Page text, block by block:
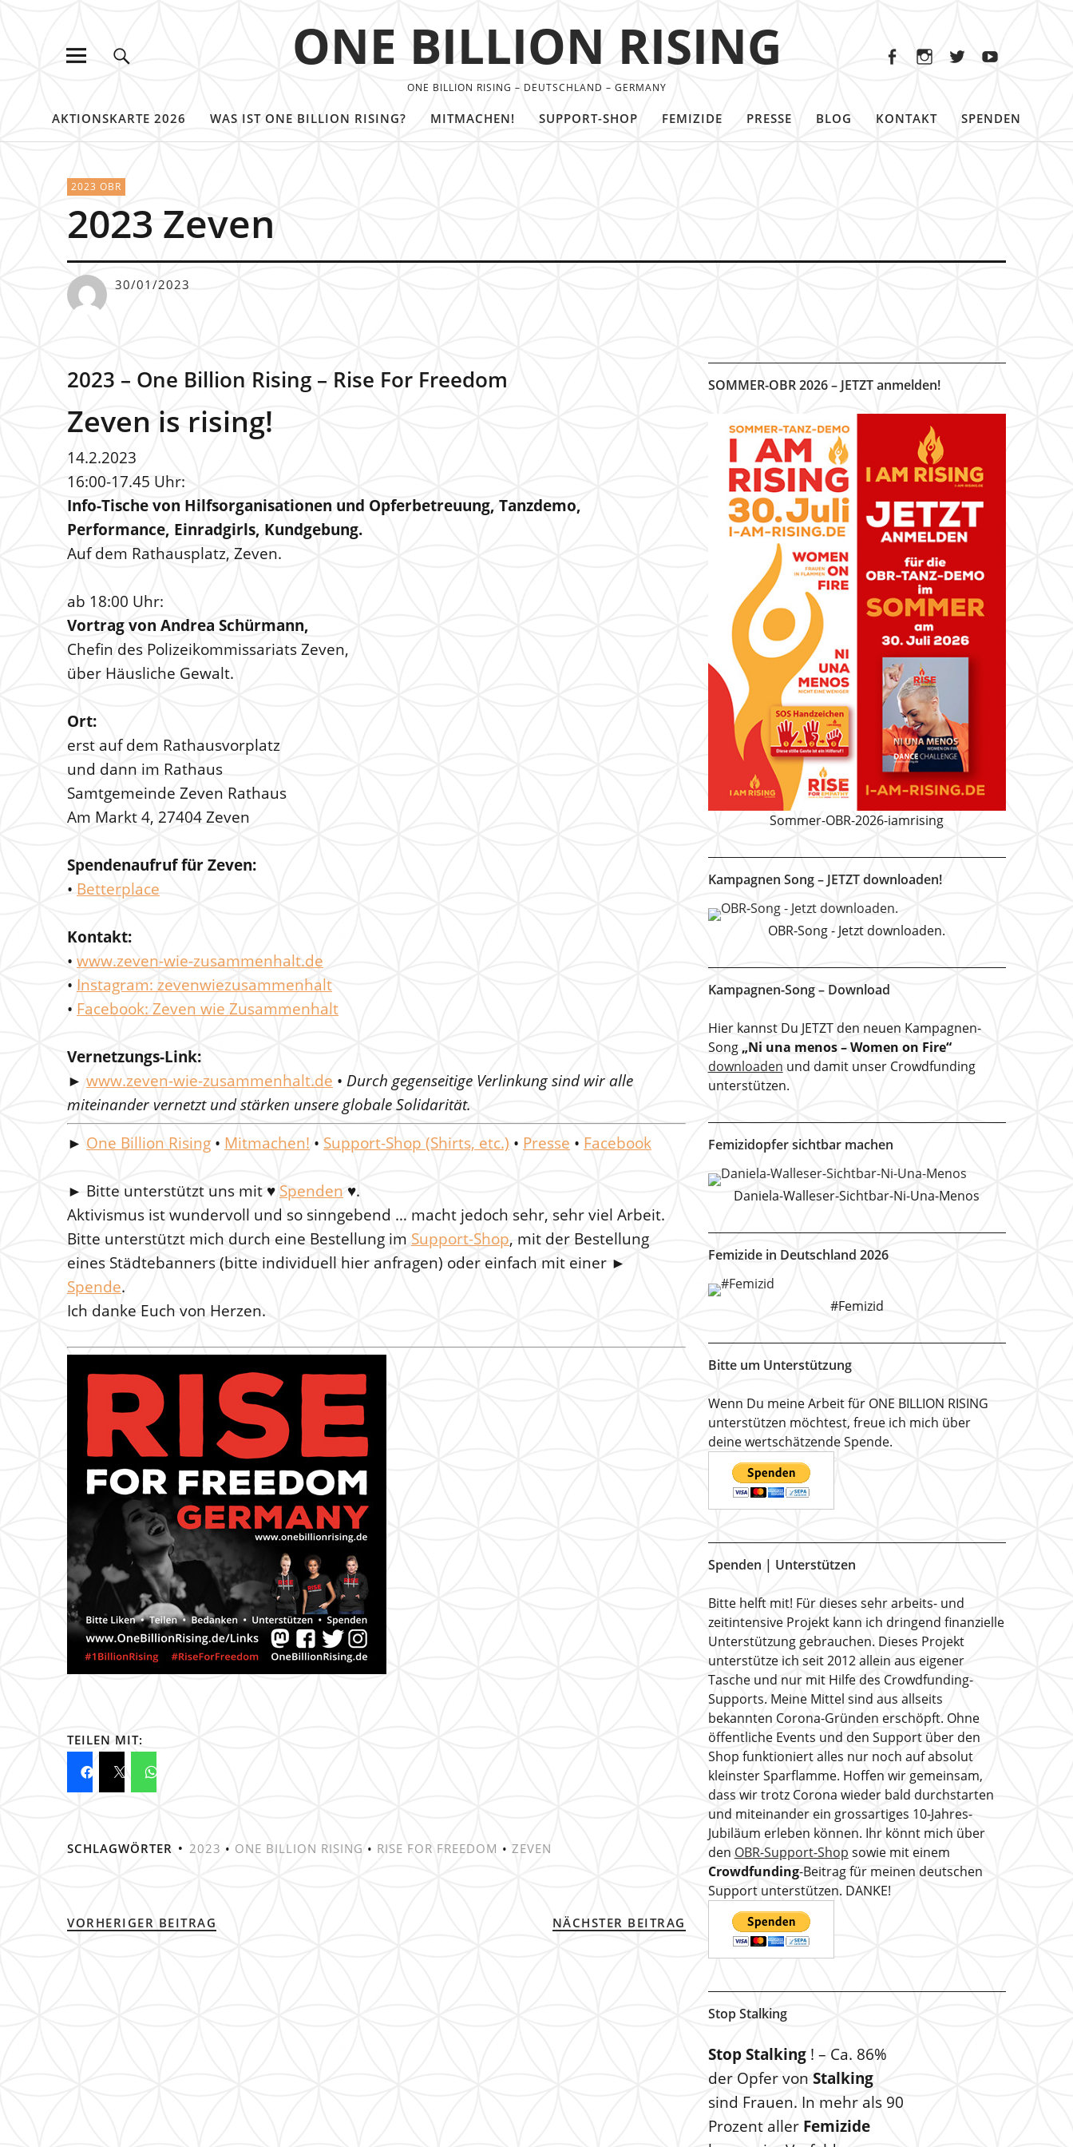
ONE BILLION RISING
ONE BILLION RISING – DEUTSCHLAND – GERMANY
AKTIONSKARTE 2026 WAS IST ONE BILLION RISING? MITMACHEN! SUPPORT-SHOP FEMIZIDE PRESSE BLOG KONTAKT SPENDEN
2023 OBR
2023 Zeven
30/01/2023
2023 – One Billion Rising – Rise For Freedom
Zeven is rising!
14.2.2023
16:00-17.45 Uhr:
Info-Tische von Hilfsorganisationen und Opferbetreuung, Tanzdemo,
Performance, Einradgirls, Kundgebung.
Auf dem Rathausplatz, Zeven.
ab 18:00 Uhr:
Vortrag von Andrea Schürmann,
Chefin des Polizeikommissariats Zeven,
über Häusliche Gewalt.
Ort:
erst auf dem Rathausvorplatz
und dann im Rathaus
Samtgemeinde Zeven Rathaus
Am Markt 4, 27404 Zeven
Spendenaufruf für Zeven:
• Betterplace
Kontakt:
• www.zeven-wie-zusammenhalt.de
• Instagram: zevenwiezusammenhalt
• Facebook: Zeven wie Zusammenhalt
Vernetzungs-Link:
► www.zeven-wie-zusammenhalt.de • Durch gegenseitige Verlinkung sind wir alle
miteinander vernetzt und stärken unsere globale Solidarität.
► One Billion Rising • Mitmachen! • Support-Shop (Shirts, etc.) • Presse • Facebook
► Bitte unterstützt uns mit ♥ Spenden ♥.
Aktivismus ist wundervoll und so sinngebend … macht jedoch sehr, sehr viel Arbeit.
Bitte unterstützt mich durch eine Bestellung im Support-Shop, mit der Bestellung
eines Städtebanners (bitte individuell hier anfragen) oder einfach mit einer ►
Spende.
Ich danke Euch von Herzen.
TEILEN MIT:
SCHLAGWÖRTER 2023 • ONE BILLION RISING • RISE FOR FREEDOM • ZEVEN
VORHERIGER BEITRAG NÄCHSTER BEITRAG
SOMMER-OBR 2026 – JETZT anmelden!
Sommer-OBR-2026-iamrising
Kampagnen Song – JETZT downloaden!
OBR-Song - Jetzt downloaden.
Kampagnen-Song – Download
Hier kannst Du JETZT den neuen Kampagnen-
Song„Ni una menos – Women on Fire“
downloaden und damit unser Crowdfunding
unterstützen.
Femizidopfer sichtbar machen
Daniela-Walleser-Sichtbar-Ni-Una-Menos
Femizide in Deutschland 2026
#Femizid
Bitte um Unterstützung
Wenn Du meine Arbeit für ONE BILLION RISING
unterstützen möchtest, freue ich mich über
deine wertschätzende Spende.
Spenden | Unterstützen
Bitte helft mit! Für dieses sehr arbeits- und
zeitintensive Projekt kann ich dringend finanzielle
Unterstützung gebrauchen. Dieses Projekt
unterstütze ich seit 2012 allein aus eigener
Tasche und nur mit Hilfe des Crowdfunding-
Supports. Meine Mittel sind aus allseits
bekannten Corona-Gründen erschöpft. Ohne
öffentliche Events und den Support über den
Shop funktioniert alles nur noch auf absolut
kleinster Sparflamme. Hoffen wir gemeinsam,
dass wir trotz Corona wieder bald durchstarten
und miteinander ein grossartiges 10-Jahres-
Jubiläum erleben können. Ihr könnt mich über
den OBR-Support-Shop sowie mit einem
Crowdfunding-Beitrag für meinen deutschen
Support unterstützen. DANKE!
Stop Stalking
Stop Stalking! – Ca. 86%
der Opfer von Stalking
sind Frauen. In mehr als 90
Prozent aller Femizide